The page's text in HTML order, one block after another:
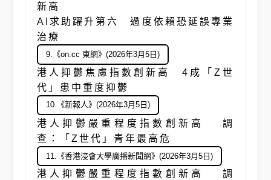
新高
AI求助躍升第六 過度依賴恐延誤專業
治療
9.《on.cc 東網》(2026年3月5日)
港人抑鬱焦慮指數創新高 4成「Z世
代」患中重度抑鬱
10.《新報人》(2026年3月5日)
港人抑鬱嚴重程度指數創新高 調
查：「Z世代」青年最高危
11.《香港浸會大學廣播新聞網》(2026年3月5日)
港人抑鬱嚴重程度指數創新高 調